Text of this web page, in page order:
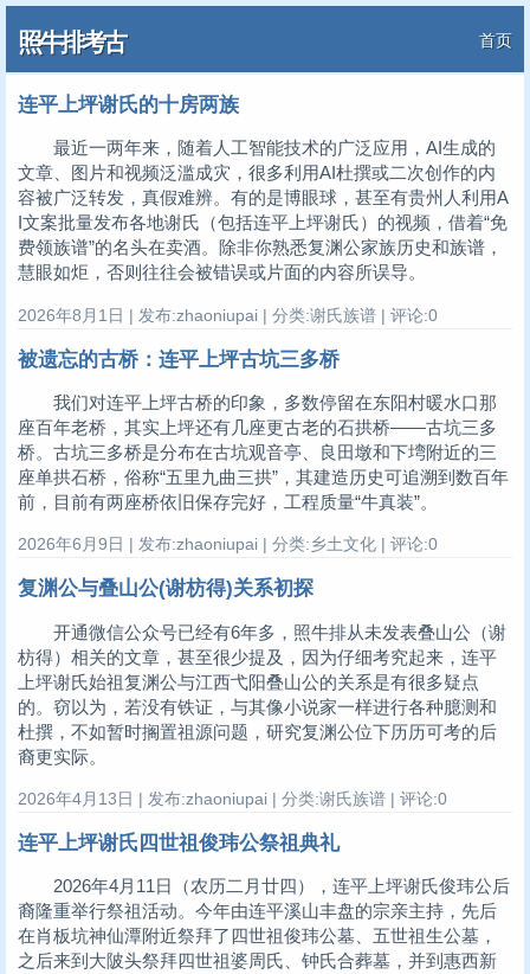
照牛排考古 首页
连平上坪谢氏的十房两族
最近一两年来，随着人工智能技术的广泛应用，AI生成的
文章、图片和视频泛滥成灾，很多利用AI杜撰或二次创作的内
容被广泛转发，真假难辨。有的是博眼球，甚至有贵州人利用A
I文案批量发布各地谢氏（包括连平上坪谢氏）的视频，借着“免
费领族谱”的名头在卖酒。除非你熟悉复渊公家族历史和族谱，
慧眼如炬，否则往往会被错误或片面的内容所误导。
2026年8月1日 | 发布:zhaoniupai | 分类:谢氏族谱 | 评论:0
被遗忘的古桥：连平上坪古坑三多桥
我们对连平上坪古桥的印象，多数停留在东阳村暖水口那
座百年老桥，其实上坪还有几座更古老的石拱桥——古坑三多
桥。古坑三多桥是分布在古坑观音亭、良田墩和下塆附近的三
座单拱石桥，俗称“五里九曲三拱”，其建造历史可追溯到数百年
前，目前有两座桥依旧保存完好，工程质量“牛真装”。
2026年6月9日 | 发布:zhaoniupai | 分类:乡土文化 | 评论:0
复渊公与叠山公(谢枋得)关系初探
开通微信公众号已经有6年多，照牛排从未发表叠山公（谢
枋得）相关的文章，甚至很少提及，因为仔细考究起来，连平
上坪谢氏始祖复渊公与江西弋阳叠山公的关系是有很多疑点
的。窃以为，若没有铁证，与其像小说家一样进行各种臆测和
杜撰，不如暂时搁置祖源问题，研究复渊公位下历历可考的后
裔更实际。
2026年4月13日 | 发布:zhaoniupai | 分类:谢氏族谱 | 评论:0
连平上坪谢氏四世祖俊玮公祭祖典礼
2026年4月11日（农历二月廿四），连平上坪谢氏俊玮公后
裔隆重举行祭祖活动。今年由连平溪山丰盘的宗亲主持，先后
在肖板坑神仙潭附近祭拜了四世祖俊玮公墓、五世祖生公墓，
之后来到大陂头祭拜四世祖婆周氏、钟氏合葬墓，并到惠西新